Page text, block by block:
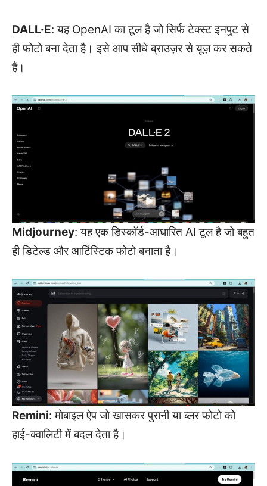
DALL·E: यह OpenAI का टूल है जो सिर्फ टेक्स्ट इनपुट से
ही फोटो बना देता है। इसे आप सीधे ब्राउज़र से यूज़ कर सकते
हैं।
Midjourney: यह एक डिस्कॉर्ड-आधारित AI टूल है जो बहुत
ही डिटेल्ड और आर्टिस्टिक फोटो बनाता है।
Remini: मोबाइल ऐप जो खासकर पुरानी या ब्लर फोटो को
हाई-क्वालिटी में बदल देता है।